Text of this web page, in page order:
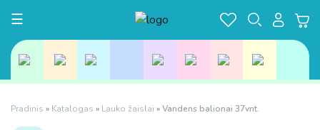
Toggle navigation
☰
Pradinis » Katalogas » Lauko žaislai »Vandens balionai 37vnt.